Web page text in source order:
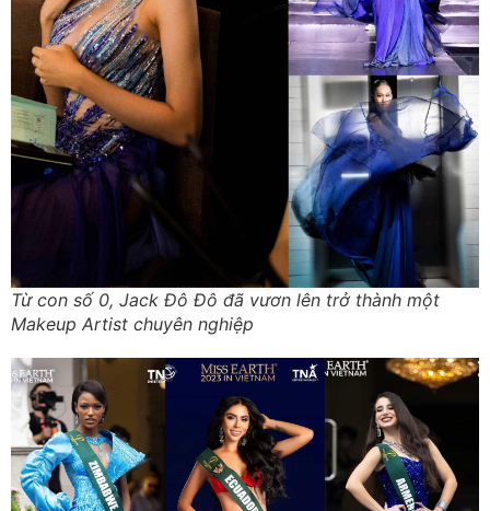
Từ con số 0, Jack Đô Đô đã vươn lên trở thành một
Makeup Artist chuyên nghiệp